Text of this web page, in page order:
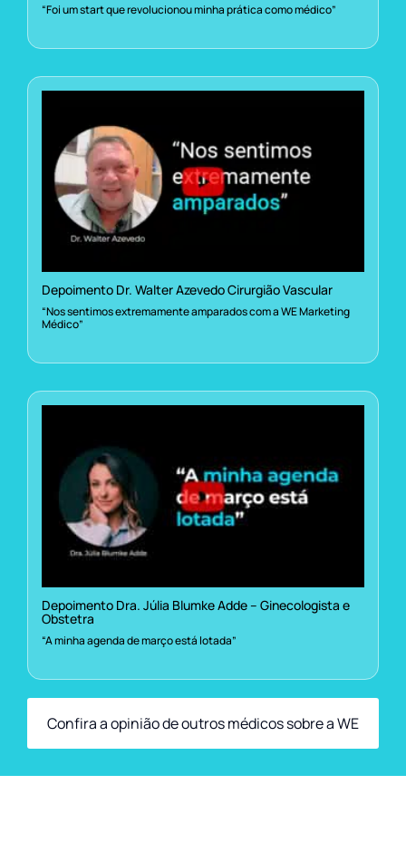
“Foi um start que revolucionou minha prática como médico”
Depoimento Dr. Walter Azevedo Cirurgião Vascular
“Nos sentimos extremamente amparados com a WE Marketing
Médico”
Depoimento Dra. Júlia Blumke Adde – Ginecologista e
Obstetra
“A minha agenda de março está lotada”
Confira a opinião de outros médicos sobre a WE